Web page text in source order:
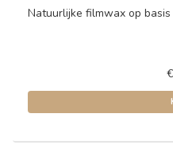
Natuurlijke filmwax op basis